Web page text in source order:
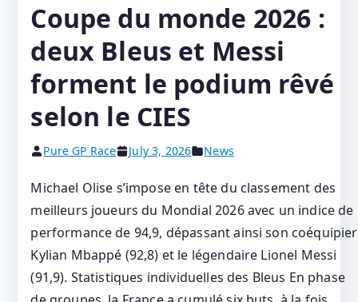
Coupe du monde 2026 :
deux Bleus et Messi
forment le podium rêvé
selon le CIES
Pure GP Race July 3, 2026 News
Michael Olise s’impose en tête du classement des
meilleurs joueurs du Mondial 2026 avec un indice de
performance de 94,9, dépassant ainsi son coéquipier
Kylian Mbappé (92,8) et le légendaire Lionel Messi
(91,9). Statistiques individuelles des Bleus En phase